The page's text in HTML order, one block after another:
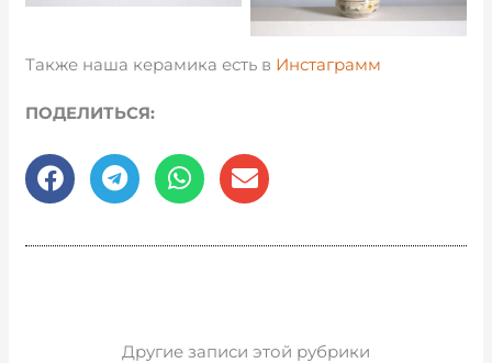
Также наша керамика есть в Инстаграмм
ПОДЕЛИТЬСЯ:
Другие записи этой рубрики